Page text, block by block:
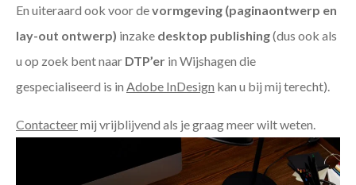
En uiteraard ook voor devormgeving (paginaontwerp en
lay-out ontwerp) inzake desktop publishing(dus ook als
u op zoek bent naar DTP’er in Wijshagen die
gespecialiseerd is in Adobe InDesign kan u bij mij terecht).
Contacteermij vrijblijvend als je graag meer wilt weten.